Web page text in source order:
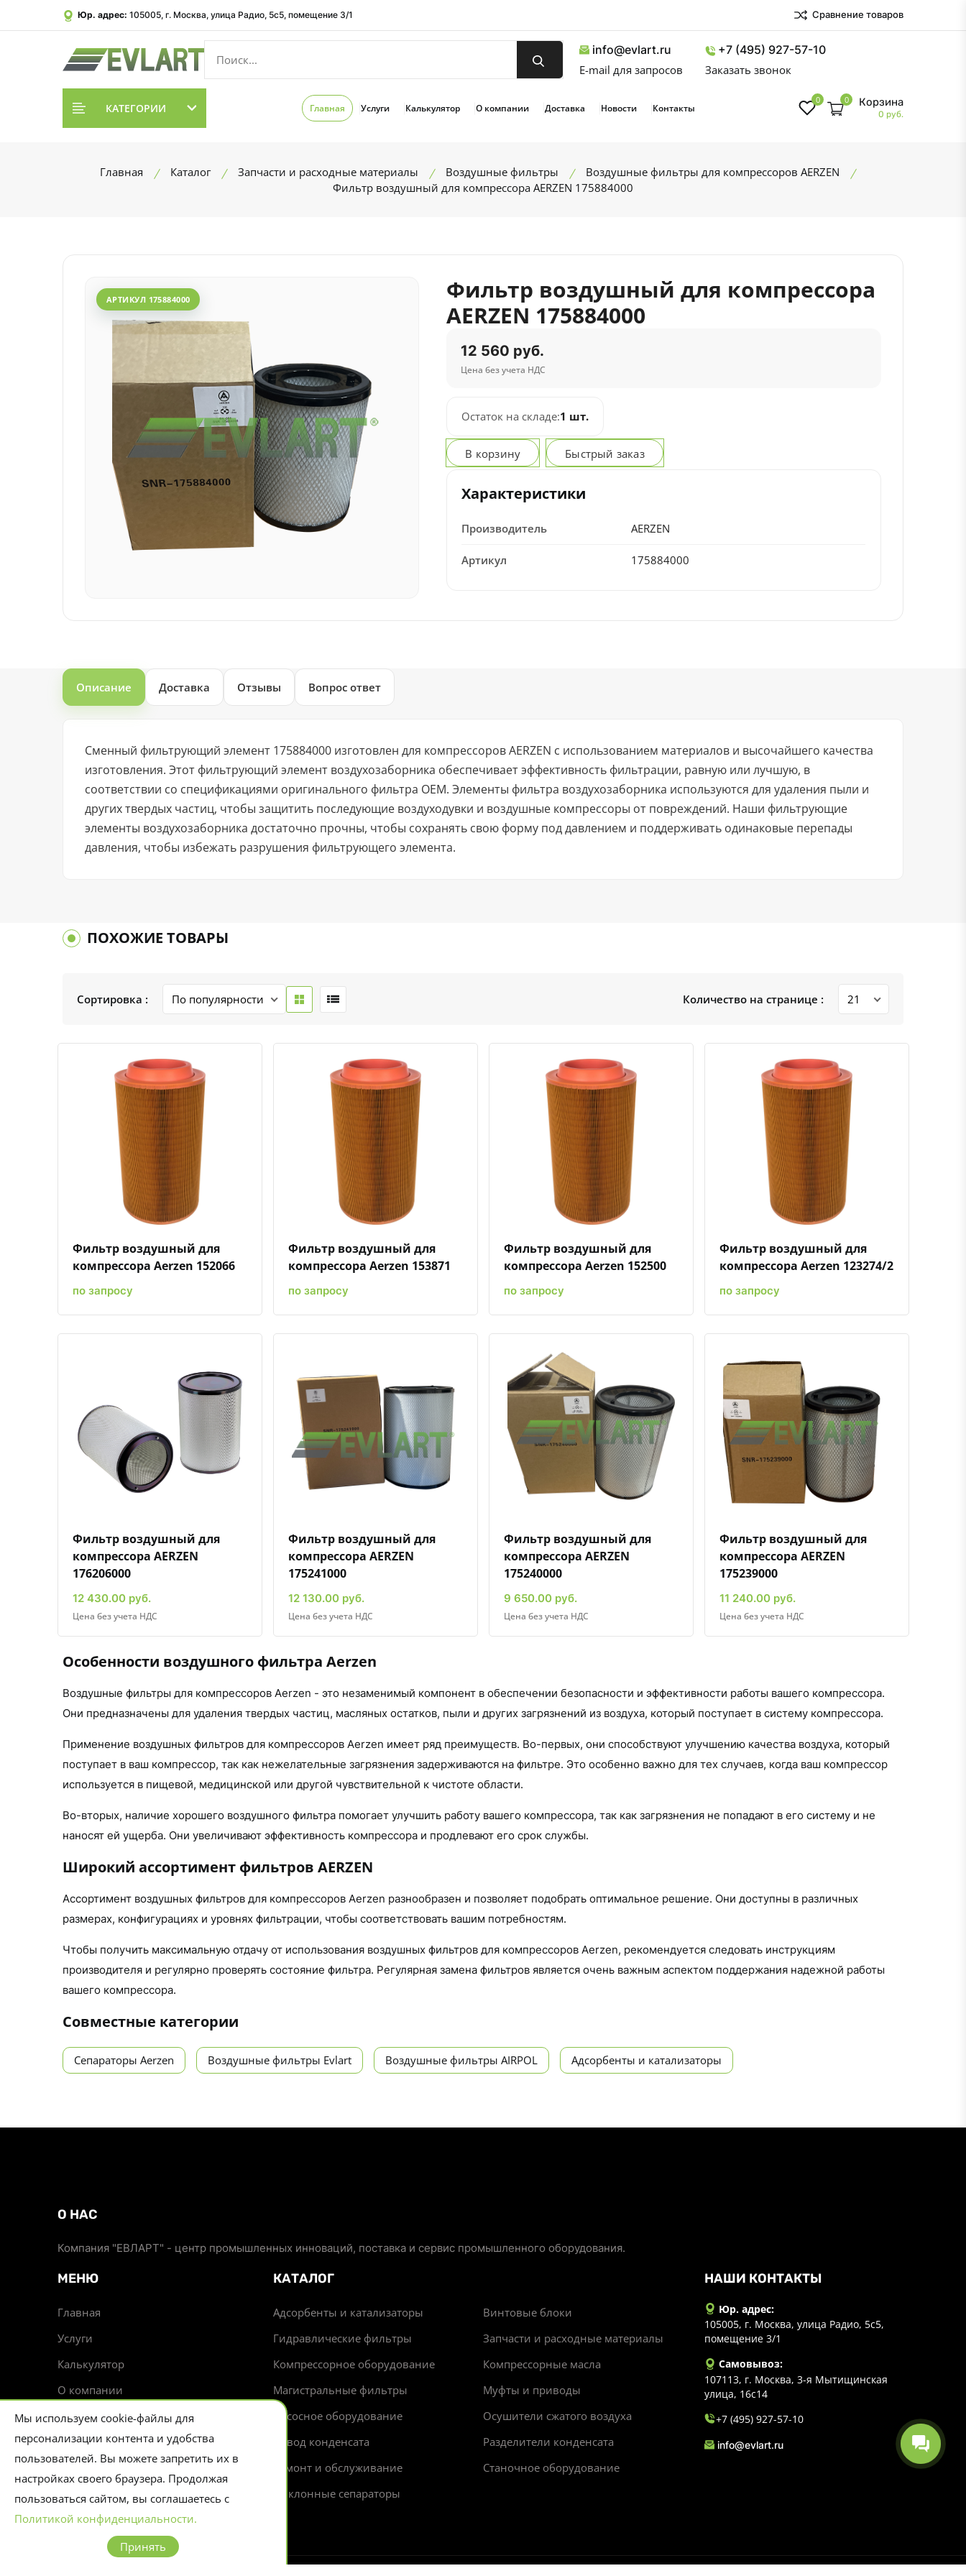
Юр. адрес: 105005, г. Москва, улица Радио, 5с5, помещение 3/1 Сравнение товаров
info@evlart.ru
E-mail для запросов
+7 (495) 927-57-10
Заказать звонок
КАТЕГОРИИ Главная Услуги Калькулятор О компании Доставка Новости Контакты
0 0 Корзина
0 руб.
Главная Каталог Запчасти и расходные материалы Воздушные фильтры
Воздушные фильтры для компрессоров AERZEN
Фильтр воздушный для компрессора AERZEN 175884000
АРТИКУЛ 175884000
Фильтр воздушный для компрессора
AERZEN 175884000
12 560 руб.
Цена без учета НДС
Остаток на складе:1 шт.
В корзину Быстрый заказ
Характеристики
Производитель AERZEN
Артикул 175884000
Описание Доставка Отзывы Вопрос ответ
Сменный фильтрующий элемент 175884000 изготовлен для компрессоров AERZEN с использованием материалов и высочайшего качества
изготовления. Этот фильтрующий элемент воздухозаборника обеспечивает эффективность фильтрации, равную или лучшую, в
соответствии со спецификациями оригинального фильтра OEM. Элементы фильтра воздухозаборника используются для удаления пыли и
других твердых частиц, чтобы защитить последующие воздуходувки и воздушные компрессоры от повреждений. Наши фильтрующие
элементы воздухозаборника достаточно прочны, чтобы сохранять свою форму под давлением и поддерживать одинаковые перепады
давления, чтобы избежать разрушения фильтрующего элемента.
ПОХОЖИЕ ТОВАРЫ
Сортировка : Количество на странице :
Быстрый просмотрДобавить к сравнениюДобавить в избранное
Фильтр воздушный для
компрессора Aerzen 152066
по запросу
Быстрый просмотрДобавить к сравнениюДобавить в избранное
Фильтр воздушный для
компрессора Aerzen 153871
по запросу
Быстрый просмотрДобавить к сравнениюДобавить в избранное
Фильтр воздушный для
компрессора Aerzen 152500
по запросу
Быстрый просмотрДобавить к сравнениюДобавить в избранное
Фильтр воздушный для
компрессора Aerzen 123274/2
по запросу
Быстрый просмотрДобавить к сравнению
Добавить в избранное
Фильтр воздушный для
компрессора AERZEN
176206000
12 430.00 руб.
Цена без учета НДС
Быстрый просмотрДобавить к сравнению
Добавить в избранное
Фильтр воздушный для
компрессора AERZEN
175241000
12 130.00 руб.
Цена без учета НДС
Быстрый просмотрДобавить к сравнению
Добавить в избранное
Фильтр воздушный для
компрессора AERZEN
175240000
9 650.00 руб.
Цена без учета НДС
Быстрый просмотрДобавить к сравнению
Добавить в избранное
Фильтр воздушный для
компрессора AERZEN
175239000
11 240.00 руб.
Цена без учета НДС
Особенности воздушного фильтра Aerzen
Воздушные фильтры для компрессоров Aerzen - это незаменимый компонент в обеспечении безопасности и эффективности работы вашего компрессора.
Они предназначены для удаления твердых частиц, масляных остатков, пыли и других загрязнений из воздуха, который поступает в систему компрессора.
Применение воздушных фильтров для компрессоров Aerzen имеет ряд преимуществ. Во-первых, они способствуют улучшению качества воздуха, который
поступает в ваш компрессор, так как нежелательные загрязнения задерживаются на фильтре. Это особенно важно для тех случаев, когда ваш компрессор
используется в пищевой, медицинской или другой чувствительной к чистоте области.
Во-вторых, наличие хорошего воздушного фильтра помогает улучшить работу вашего компрессора, так как загрязнения не попадают в его систему и не
наносят ей ущерба. Они увеличивают эффективность компрессора и продлевают его срок службы.
Широкий ассортимент фильтров AERZEN
Ассортимент воздушных фильтров для компрессоров Aerzen разнообразен и позволяет подобрать оптимальное решение. Они доступны в различных
размерах, конфигурациях и уровнях фильтрации, чтобы соответствовать вашим потребностям.
Чтобы получить максимальную отдачу от использования воздушных фильтров для компрессоров Aerzen, рекомендуется следовать инструкциям
производителя и регулярно проверять состояние фильтра. Регулярная замена фильтров является очень важным аспектом поддержания надежной работы
вашего компрессора.
Совместные категории
Сепараторы Aerzen Воздушные фильтры Evlart Воздушные фильтры AIRPOL Адсорбенты и катализаторы
О НАС
Компания "ЕВЛАРТ" - центр промышленных инноваций, поставка и сервис промышленного оборудования.
МЕНЮ
Главная
Услуги
Калькулятор
О компании
Доставка
Новости
КАТАЛОГ
Адсорбенты и катализаторы
Винтовые блоки
Гидравлические фильтры
Запчасти и расходные материалы
Компрессорное оборудование
Компрессорные масла
Магистральные фильтры
Муфты и приводы
Насосное оборудование
Осушители сжатого воздуха
Отвод конденсата
Разделители конденсата
Ремонт и обслуживание
Станочное оборудование
Циклонные сепараторы
НАШИ КОНТАКТЫ
Юр. адрес:
105005, г. Москва, улица Радио, 5с5,
помещение 3/1
Самовывоз:
107113, г. Москва, 3-я Мытищинская
улица, 16с14
+7 (495) 927-57-10
info@evlart.ru
Мы используем cookie-файлы для
персонализации контента и удобства
пользователей. Вы можете запретить их в
настройках своего браузера. Продолжая
пользоваться сайтом, вы соглашаетесь с
Политикой конфиденциальности.
Принять